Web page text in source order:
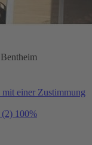
einer Zustimmung
(2) 100%